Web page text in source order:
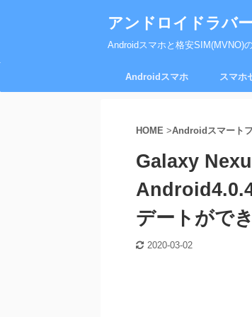
アンドロイドラバー
Androidスマホと格安SIM(MVNO)
Androidスマホ スマホ
HOME >Androidスマート
Galaxy
デートがで
2020-03-02